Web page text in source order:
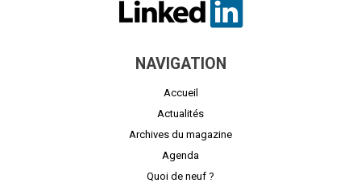
NAVIGATION
Accueil
Actualités
Archives du magazine
Agenda
Quoi de neuf ?